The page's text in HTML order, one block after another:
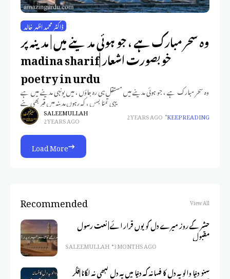
ڈاکٹر محمد اظہر خالد
وہ سحر مبارک ہے ، جو ہوئی مدینے میں | مدینہ پر
خوبصورت اشعار |madina sharif
poetry in urdu
وہ سحر مبارک ہے ، جو ہوئی مدینے میں مستقل ہی رہ جاؤں ، میں یونہی مدینے میں ہے
یہی تمنا بسں ، کہ رہوں مدینہ میں قبر بھی بنے
SALEEM ULLAH
2 YEARS AGO 2 YEARS AGO KEEP READING
Load More
Recommended View All
حشر کے روز میرے دل کو یوں قرار ائے | نعت رسول
مقبول
SALEEM ULLAH 3 MONTHS AGO
سنو دنیا والو یہ دل کا فسانہ کہ دنیا میں یہ دل کبھی نہ لگانا |فکر